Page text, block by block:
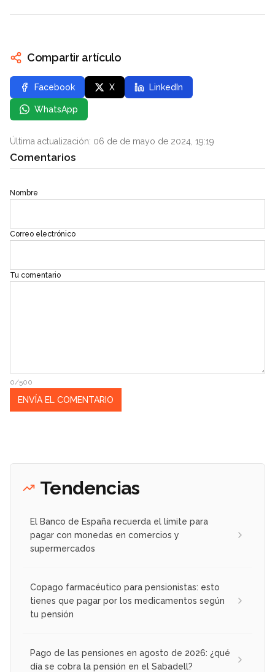
Compartir artículo
Facebook X LinkedIn
WhatsApp
Última actualización: 06 de de mayo de 2024, 19:19
Comentarios
Nombre
Correo electrónico
Tu comentario
0/500
Tendencias
El Banco de España recuerda el límite para
pagar con monedas en comercios y
supermercados
Copago farmacéutico para pensionistas: esto
tienes que pagar por los medicamentos según
tu pensión
Pago de las pensiones en agosto de 2026: ¿qué
día se cobra la pensión en el Sabadell?